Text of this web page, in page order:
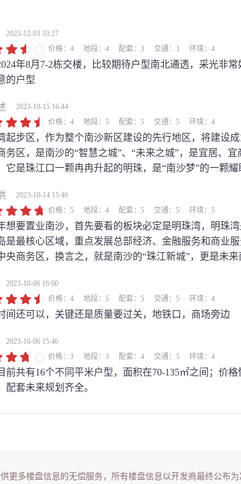
2023-12-03 10:27
价格：4
地段：4 配套：3 交通：3 环境：4
年8月7-2栋交楼，比较期待户型南北通透，采光非
的户型
2023-10-15 16:44
价格：4
地段：5 配套：5 交通：5 环境：4
起步区，作为整个南沙新区建设的先行地区，将建设
务区，是南沙的“智慧之城”、“未来之城”，是宜居、
它是珠江口一颗冉冉升起的明珠，是“南沙梦”的一颗耀
2023-10-14 15:46
价格：5
地段：4 配套：5 交通：5 环境：5
想要置业南沙，首先要看的板块必定是明珠湾，明珠
是最核心区域，重点发展总部经济、金融服务和商业
央商务区，换言之，就是南沙的“珠江新城”，更是未
2023-10-06 16:00
价格：4
地段：5 配套：5 交通：5 环境：4
间还可以，关键还是质量要过关，地铁口，商场旁边
2023-10-06 15:46
价格：3
地段：3 配套：4 交通：5 环境：4
前共有16个不同平米户型，面积在70-135㎡之间；价
配套未来规划齐全。
更多楼盘信息的无偿服务，所有楼盘信息以开发商最终公布